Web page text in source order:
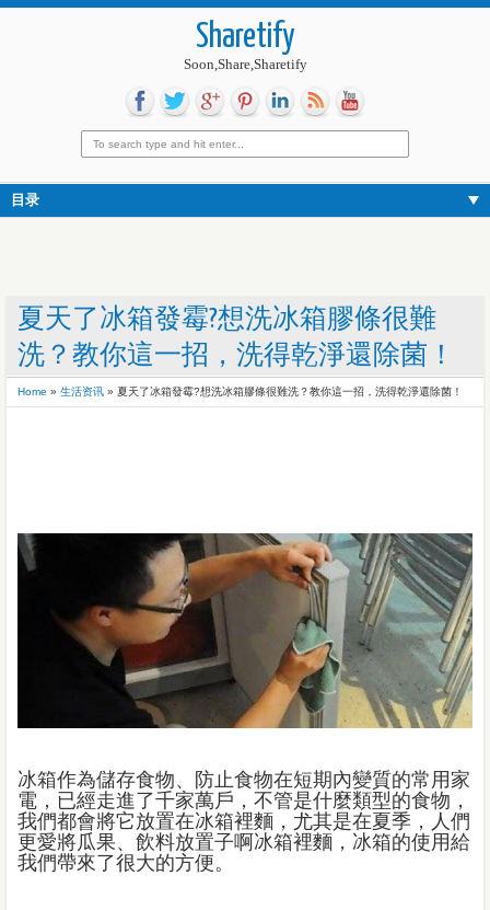
Sharetify
Soon,Share,Sharetify
目录
夏天了冰箱發霉?想洗冰箱膠條很難
洗？教你這一招，洗得乾淨還除菌！
Home » 生活资讯 » 夏天了冰箱發霉?想洗冰箱膠條很難洗？教你這一招，洗得乾淨還除菌！
冰箱作為儲存食物、防止食物在短期內變質的常用家
電，已經走進了千家萬戶，不管是什麼類型的食物，
我們都會將它放置在冰箱裡麵，尤其是在夏季，人們
更愛將瓜果、飲料放置子啊冰箱裡麵，冰箱的使用給
我們帶來了很大的方便。